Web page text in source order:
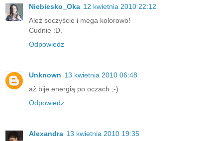
Niebiesko_Oka 12 kwietnia 2010 22:12
Ależ soczyście i mega kolorowo!
Cudnie :D.
Odpowiedz
Unknown 13 kwietnia 2010 06:48
aż bije energią po oczach ;-)
Odpowiedz
Alexandra 13 kwietnia 2010 19:35